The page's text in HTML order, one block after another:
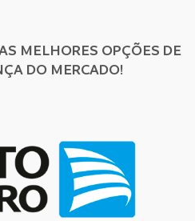
MELHORES OPÇÕES DE
DO MERCADO!